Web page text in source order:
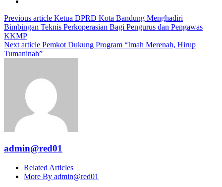
Previous article Ketua DPRD Kota Bandung Menghadiri
Bimbingan Teknis Perkoperasian Bagi Pengurus dan Pengawas
KKMP
Next article Pemkot Dukung Program “Imah Merenah, Hirup
Tumaninah”
admin@red01
Related Articles
More By admin@red01